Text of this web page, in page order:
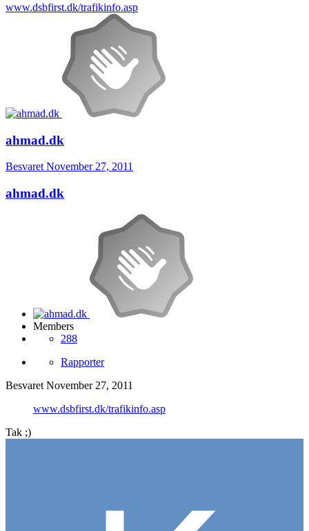
www.dsbfirst.dk/trafikinfo.asp
ahmad.dk
Besvaret November 27, 2011
ahmad.dk
Members
288
Rapporter
Besvaret November 27, 2011
www.dsbfirst.dk/trafikinfo.asp
Tak ;)